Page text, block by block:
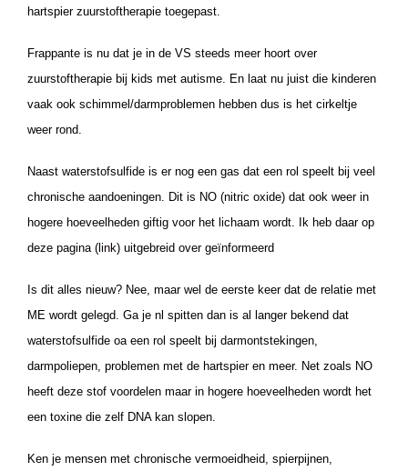
hartspier zuurstoftherapie toegepast.
Frappante is nu dat je in de VS steeds meer hoort over
zuurstoftherapie bij kids met autisme. En laat nu juist die kinderen
vaak ook schimmel/darmproblemen hebben dus is het cirkeltje
weer rond.
Naast waterstofsulfide is er nog een gas dat een rol speelt bij veel
chronische aandoeningen. Dit is NO (nitric oxide) dat ook weer in
hogere hoeveelheden giftig voor het lichaam wordt. Ik heb daar op
deze pagina (link) uitgebreid over geïnformeerd
Is dit alles nieuw? Nee, maar wel de eerste keer dat de relatie met
ME wordt gelegd. Ga je nl spitten dan is al langer bekend dat
waterstofsulfide oa een rol speelt bij darmontstekingen,
darmpoliepen, problemen met de hartspier en meer. Net zoals NO
heeft deze stof voordelen maar in hogere hoeveelheden wordt het
een toxine die zelf DNA kan slopen.
Ken je mensen met chronische vermoeidheid, spierpijnen,